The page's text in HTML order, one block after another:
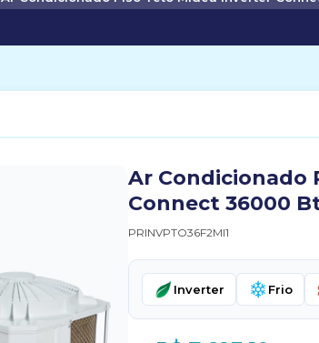
Ar Condicionado
Connect 36000
PRINVPTO36F2MI1
Inverter Frio